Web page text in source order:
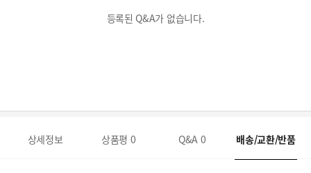
등록된 Q&A가 없습니다.
상세정보 상품평 0 Q&A 0 배송/교환/반품